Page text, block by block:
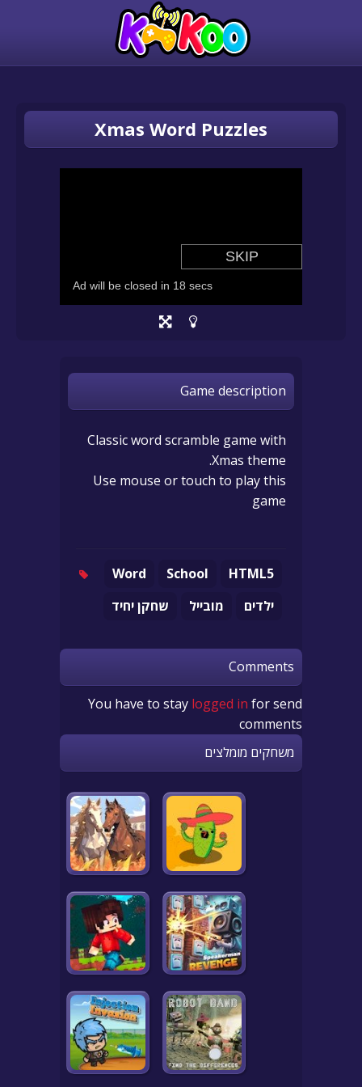
Xmas Word Puzzles
Game description
Classic word scramble game with
Xmas theme.
Use mouse or touch to play this
game
HTML5
School
Word
ילדים
מובייל שחקן יחיד
Comments
You have to stay logged in for send
comments
משחקים מומלצים